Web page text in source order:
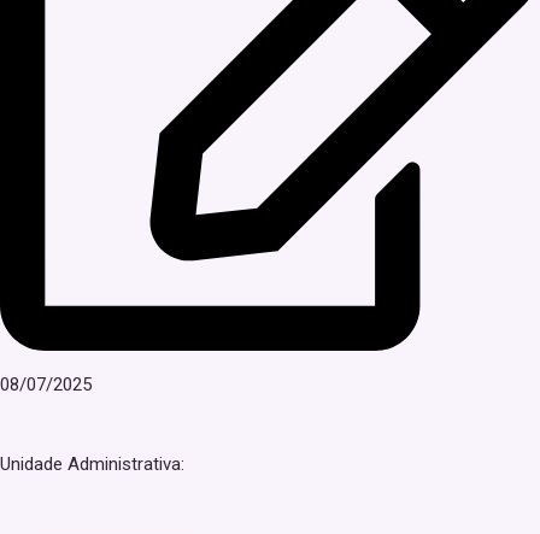
08/07/2025
Unidade Administrativa: